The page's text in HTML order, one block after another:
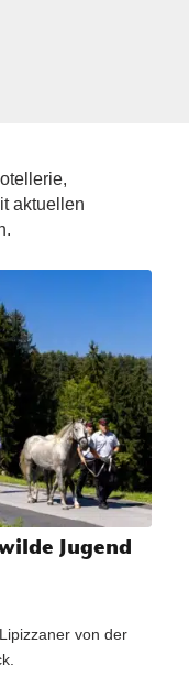
aktuellen
Jugend
von der